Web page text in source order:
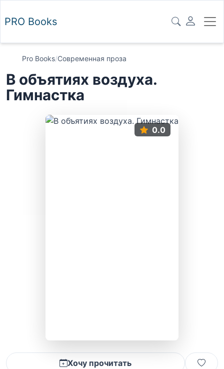
PRO Books
Pro Books/Современная проза
В объятиях воздуха.
Гимнастка
0.0
Хочу прочитать